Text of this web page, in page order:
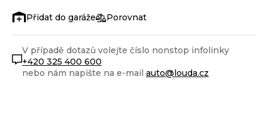
Porovnat
V případě dotazů volejte číslo nonstop infolinky
+420 325 400 600
nebo nám napište na e-mail auto@louda.cz